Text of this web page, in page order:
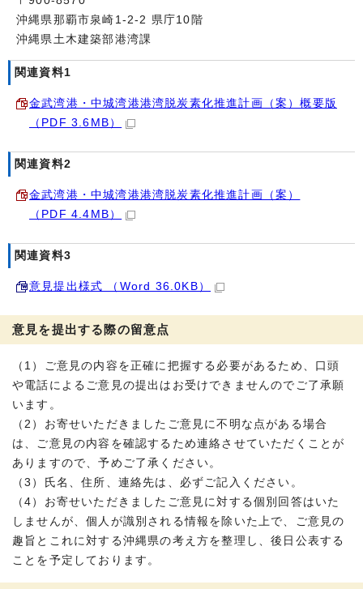
沖縄県那覇市泉崎1-2-2 県庁10階
沖縄県土木建築部港湾課
関連資料1
金武湾港・中城湾港港湾脱炭素化推進計画（案）概要版
（PDF 3.6MB）
関連資料2
金武湾港・中城湾港港湾脱炭素化推進計画（案）
（PDF 4.4MB）
関連資料3
意見提出様式 （Word 36.0KB）
意見を提出する際の留意点
（1）ご意見の内容を正確に把握する必要があるため、口頭
や電話によるご意見の提出はお受けできませんのでご了承願
います。
（2）お寄せいただきましたご意見に不明な点がある場合
は、ご意見の内容を確認するため連絡させていただくことが
ありますので、予めご了承ください。
（3）氏名、住所、連絡先は、必ずご記入ください。
（4）お寄せいただきましたご意見に対する個別回答はいた
しませんが、個人が識別される情報を除いた上で、ご意見の
趣旨とこれに対する沖縄県の考え方を整理し、後日公表する
ことを予定しております。